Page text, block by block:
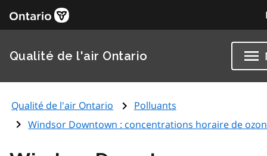
Qualité de l'air Ontario
Qualité de l'air Ontario
Polluants
Windsor Downtown : concentrations horaire de